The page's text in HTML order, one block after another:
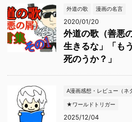
外道の歌 漫画の名言
2020/01/20
外道の歌（善悪
生きるな」「も
死のうか？」
A漫画感想・レビュー（ネ
★ワールドトリガー
2025/12/04